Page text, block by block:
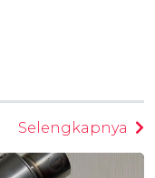
Selengkapnya